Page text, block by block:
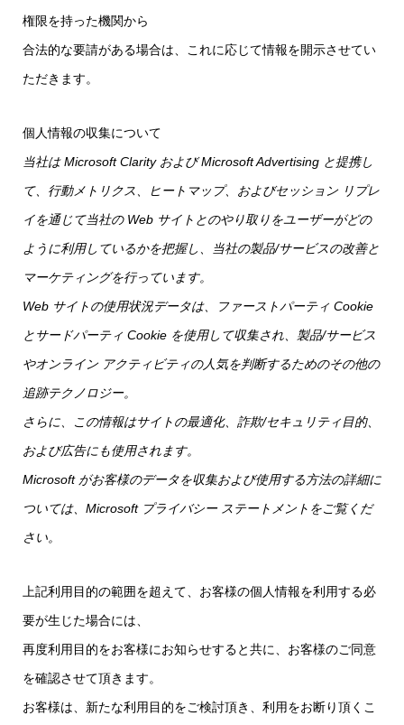
権限を持った機関から
合法的な要請がある場合は、これに応じて情報を開示させてい
ただきます。
個人情報の収集について
当社は Microsoft Clarity および Microsoft Advertising と提携し
て、行動メトリクス、ヒートマップ、およびセッション リプレ
イを通じて当社の Web サイトとのやり取りをユーザーがどの
ように利用しているかを把握し、当社の製品/サービスの改善と
マーケティングを行っています。
Web サイトの使用状況データは、ファーストパーティ Cookie
とサードパーティ Cookie を使用して収集され、製品/サービス
やオンライン アクティビティの人気を判断するためのその他の
追跡テクノロジー。
さらに、この情報はサイトの最適化、詐欺/セキュリティ目的、
および広告にも使用されます。
Microsoft がお客様のデータを収集および使用する方法の詳細に
ついては、Microsoft プライバシー ステートメントをご覧くだ
さい。
上記利用目的の範囲を超えて、お客様の個人情報を利用する必
要が生じた場合には、
再度利用目的をお客様にお知らせすると共に、お客様のご同意
を確認させて頂きます。
お客様は、新たな利用目的をご検討頂き、利用をお断り頂くこ